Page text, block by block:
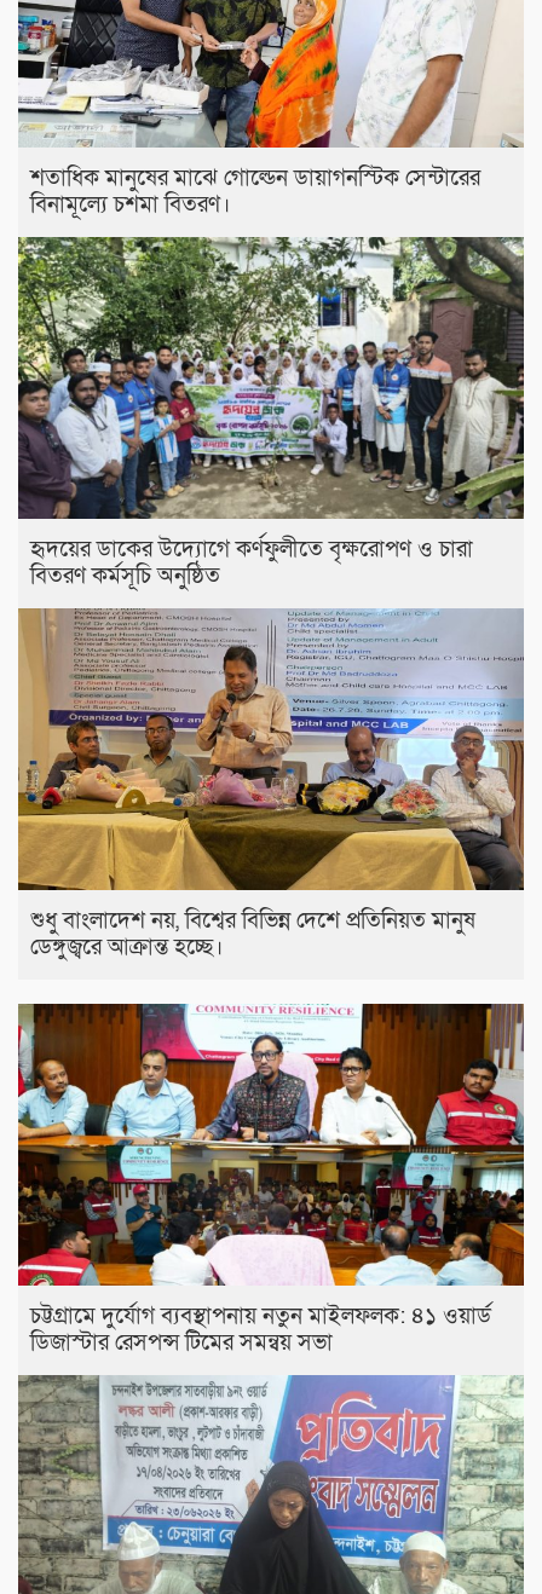
শতাধিক মানুষের মাঝে গোল্ডেন ডায়াগনস্টিক সেন্টারের
বিনামূল্যে চশমা বিতরণ।
হৃদয়ের ডাকের উদ্যোগে কর্ণফুলীতে বৃক্ষরোপণ ও চারা
বিতরণ কর্মসূচি অনুষ্ঠিত
শুধু বাংলাদেশ নয়, বিশ্বের বিভিন্ন দেশে প্রতিনিয়ত মানুষ
ডেঙ্গুজ্বরে আক্রান্ত হচ্ছে।
চট্টগ্রামে দুর্যোগ ব্যবস্থাপনায় নতুন মাইলফলক: ৪১ ওয়ার্ড
ডিজাস্টার রেসপন্স টিমের সমন্বয় সভা